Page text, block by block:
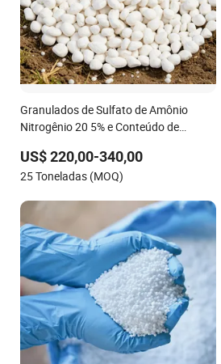
Granulados de Sulfato de Amônio
Nitrogênio 20 5% e Conteúdo de
US$ 220,00-340,00
25 Toneladas (MOQ)